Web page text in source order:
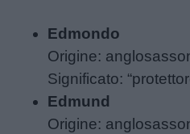
Edmondo
Origine:
Significato:
Edmund
Origine: